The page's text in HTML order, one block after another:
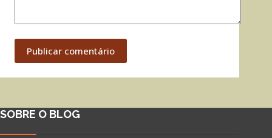
Publicar comentário
SOBRE O BLOG